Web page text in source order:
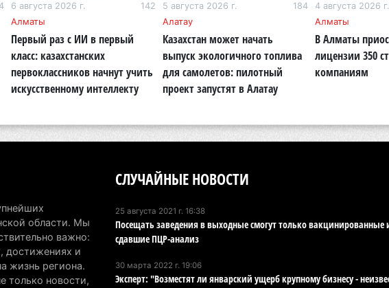
5
5
6 августа 2026 г.
142
Алматы
Первый раз с ИИ в первый
класс: казахстанских
первоклассников начнут учить
искусственному интеллекту
5 августа 2026 г.
184
Алатау
Казахстан может начать
выпуск экологичного топлива
для самолетов: пилотный
проект запустят в Алатау
4 августа 2026 г.
Алматы
В Алматы
лицензии 350
компаниям
области. Мы
важно:
достижениях и
жизнь региона.
только новости,
СЛУЧАЙНЫЕ НОВОСТИ
25 августа 2021 г. 16:38
Посещать заведения в выходные смогут только вакцинированные
сдавшие ПЦР-анализ
30 марта 2022 г. 19:06
Эксперт: "Возместят ли январский ущерб крупному бизнесу -